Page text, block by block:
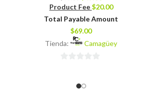
Product Fee$20.00
Total Payable Amount
$69.00
Tienda:
Camagüey